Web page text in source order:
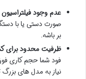
عدم وجود
صورت دستی یا با
بر باشه.
ظرفیت محدود برای
نیاز به مدل های بزرگ